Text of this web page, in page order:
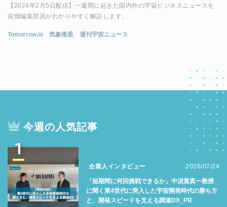
【2024年2月5日配信】一週間に起きた国内外の宇宙ビジネスニュースを
宙畑編集部員がわかりやすく解説します。
Tomorrow.io 気象衛星 週刊宇宙ニュース
今週の人気記事
1
企業人インタビュー 2026/07/24
「短期間に何回挑戦できるか」中須賀真一教授
に聞く第4世代に突入した宇宙開発時代の勝ち方
と、開発スピードを支える調達DX_PR